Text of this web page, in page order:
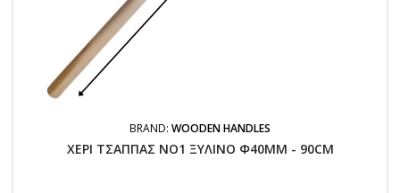
BRAND: WOODEN HANDLES
ΧΕΡΙ ΤΣΑΠΠΑΣ NO1 ΞΥΛΙΝΟ Φ40MM - 90CM